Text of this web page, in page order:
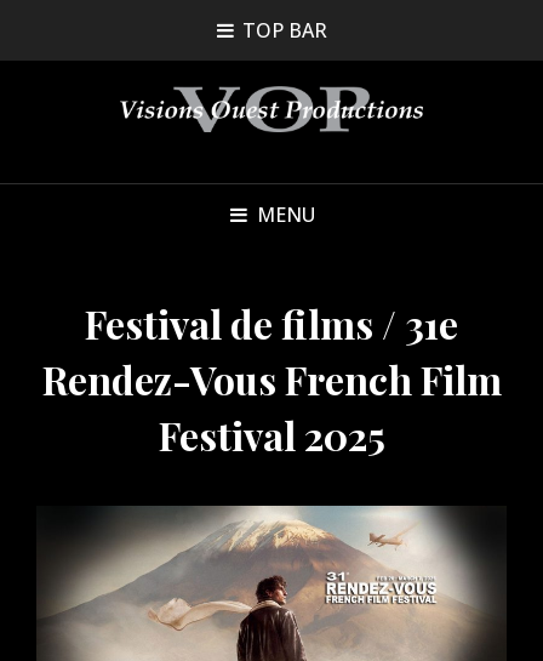
TOP BAR
MENU
Festival de films / 31e
Rendez-Vous French Film
Festival 2025